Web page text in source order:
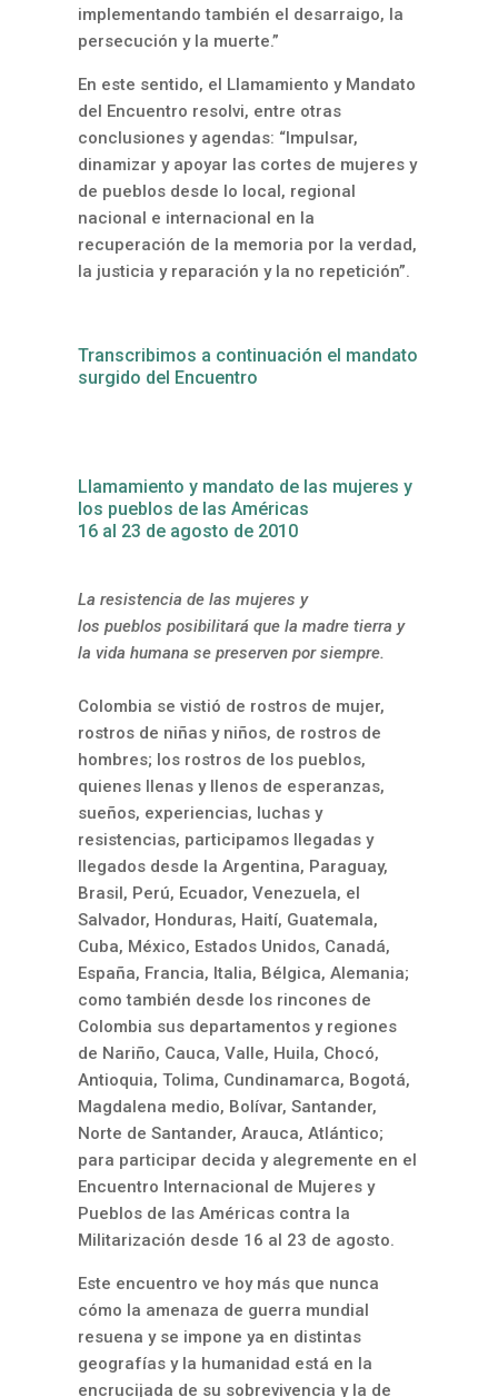
implementando también el desarraigo, la
persecución y la muerte.”
En este sentido, el Llamamiento y Mandato
del Encuentro resolvi, entre otras
conclusiones y agendas: “Impulsar,
dinamizar y apoyar las cortes de mujeres y
de pueblos desde lo local, regional
nacional e internacional en la
recuperación de la memoria por la verdad,
la justicia y reparación y la no repetición”.
Transcribimos a continuación el mandato
surgido del Encuentro
Llamamiento y mandato de las mujeres y
los pueblos de las Américas
16 al 23 de agosto de 2010
La resistencia de las mujeres y
los pueblos posibilitará que la madre tierra y
la vida humana se preserven por siempre.
Colombia se vistió de rostros de mujer,
rostros de niñas y niños, de rostros de
hombres; los rostros de los pueblos,
quienes llenas y llenos de esperanzas,
sueños, experiencias, luchas y
resistencias, participamos llegadas y
llegados desde la Argentina, Paraguay,
Brasil, Perú, Ecuador, Venezuela, el
Salvador, Honduras, Haití, Guatemala,
Cuba, México, Estados Unidos, Canadá,
España, Francia, Italia, Bélgica, Alemania;
como también desde los rincones de
Colombia sus departamentos y regiones
de Nariño, Cauca, Valle, Huila, Chocó,
Antioquia, Tolima, Cundinamarca, Bogotá,
Magdalena medio, Bolívar, Santander,
Norte de Santander, Arauca, Atlántico;
para participar decida y alegremente en el
Encuentro Internacional de Mujeres y
Pueblos de las Américas contra la
Militarización desde 16 al 23 de agosto.
Este encuentro ve hoy más que nunca
cómo la amenaza de guerra mundial
resuena y se impone ya en distintas
geografías y la humanidad está en la
encrucijada de su sobrevivencia y la de